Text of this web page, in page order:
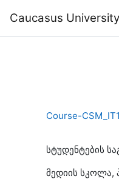
Caucasus University
Course-
სტუდენტების
მედიის სკოლა,